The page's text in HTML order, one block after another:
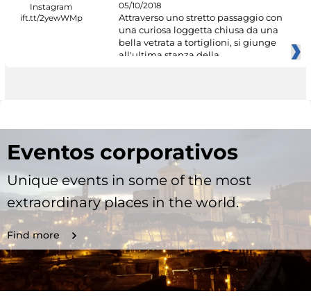
05/10/2018
Attraverso uno stretto passaggio con
una curiosa loggetta chiusa da una
bella vetrata a tortiglioni, si giunge
all'ultima stanza della
Eventos corporativos
Unique events in some of the most
extraordinary places in the world.
Find more